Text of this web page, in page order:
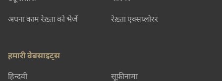
अपना काम रेख़्ता को भेजें रेख़्ता एक्सप्लोरर
हमारी वेबसाइट्स
हिन्दवी सूफ़ीनामा